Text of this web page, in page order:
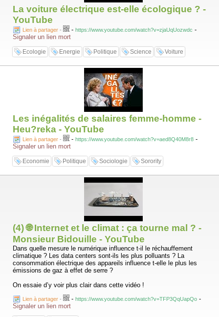
La voiture électrique est-elle écologique ? -
YouTube
Lien à partager - - https://www.youtube.com/watch?v=zjaUqUozwdc -
Signaler un lien mort
Ecologie Energie Politique Science Voiture
Les inégalités de salaires femme-homme -
Heu?reka - YouTube
Lien à partager - - https://www.youtube.com/watch?v=aed8Q40M8r8 -
Signaler un lien mort
Economie Politique Sociologie Sorority
(4) 🌐 Internet et le climat : ça tourne mal ? -
Monsieur Bidouille - YouTube
Dans quelle mesure le numérique influence t-il le réchauffement
climatique ? Les data centers sont-ils les plus polluants ? La
consommation électrique des appareils influence t-elle le plus les
émissions de gaz à effet de serre ?
On essaie d’y voir plus clair dans cette vidéo !
Lien à partager - - https://www.youtube.com/watch?v=TFP3QqUapQo -
Signaler un lien mort